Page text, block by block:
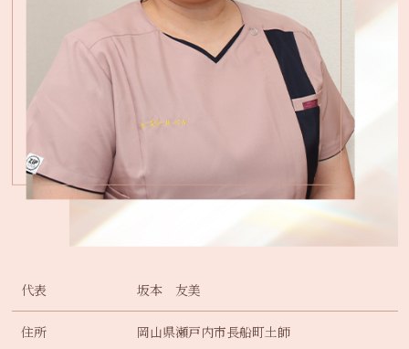
代表 坂本 友美
住所 岡山県瀬戸内市長船町土師